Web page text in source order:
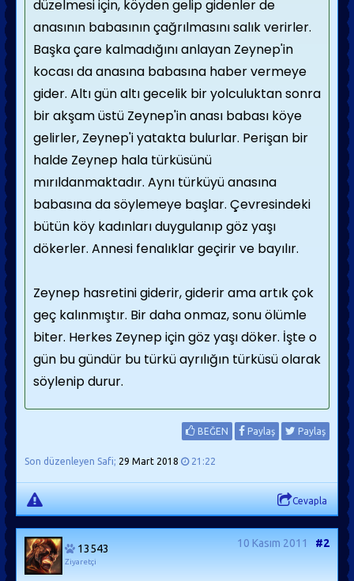
düzelmesi için, köyden gelip gidenler de
anasının babasının çağrılmasını salık verirler.
Başka çare kalmadığını anlayan Zeynep'in
kocası da anasına babasına haber vermeye
gider. Altı gün altı gecelik bir yolculuktan sonra
bir akşam üstü Zeynep'in anası babası köye
gelirler, Zeynep'i yatakta bulurlar. Perişan bir
halde Zeynep hala türküsünü
mırıldanmaktadır. Aynı türküyü anasına
babasına da söylemeye başlar. Çevresindeki
bütün köy kadınları duygulanıp göz yaşı
dökerler. Annesi fenalıklar geçirir ve bayılır.
Zeynep hasretini giderir, giderir ama artık çok
geç kalınmıştır. Bir daha onmaz, sonu ölümle
biter. Herkes Zeynep için göz yaşı döker. İşte o
gün bu gündür bu türkü ayrılığın türküsü olarak
söylenip durur.
BEĞEN Paylaş Paylaş
Son düzenleyen Safi; 29 Mart 2018 21:22
Cevapla
13543
Ziyaretçi
10 Kasım 2011 #2